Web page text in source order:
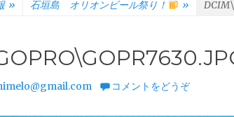
» 石垣島 オリオンビール祭り！ »
コメントをどうぞ